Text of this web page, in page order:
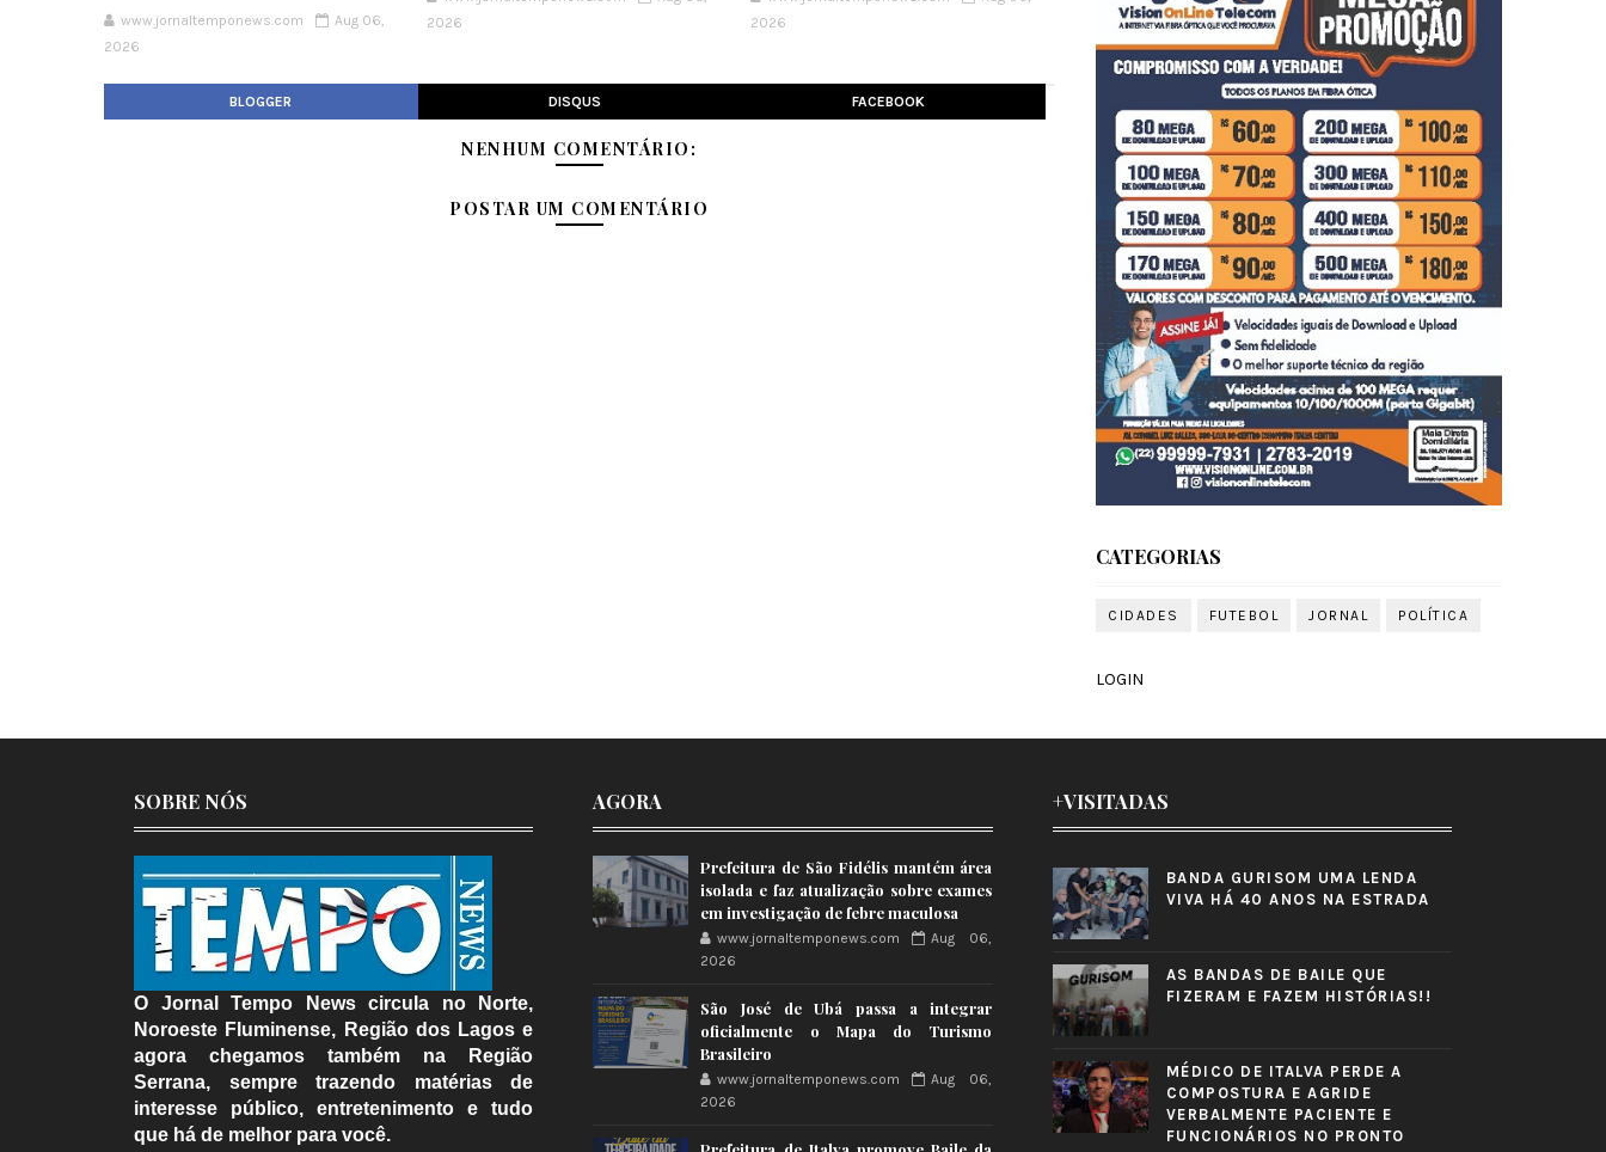
www.jornaltemponews.com
Aug 06,
2026
2026
2026
BLOGGER DISQUS FACEBOOK
NENHUM COMENTÁRIO:
POSTAR UM COMENTÁRIO
CATEGORIAS
CIDADES FUTEBOL JORNAL POLÍTICA
LOGIN
SOBRE NÓS
O Jornal Tempo News circula no Norte,
Noroeste Fluminense, Região dos Lagos e
agora chegamos também na Região
Serrana, sempre trazendo matérias de
interesse público, entretenimento e tudo
que há de melhor para você.
AGORA
Prefeitura de São Fidélis mantém área
isolada e faz atualização sobre exames
em investigação de febre maculosa
www.jornaltemponews.com
Aug 06,
2026
São José de Ubá passa a integrar
oficialmente o Mapa do Turismo
Brasileiro
www.jornaltemponews.com
Aug 06,
2026
+VISITADAS
BANDA GURISOM UMA LENDA
VIVA HÁ 40 ANOS NA ESTRADA
AS BANDAS DE BAILE QUE
FIZERAM E FAZEM HISTÓRIAS!!
MÉDICO DE ITALVA PERDE A
COMPOSTURA E AGRIDE
VERBALMENTE PACIENTE E
FUNCIONÁRIOS NO PRONTO